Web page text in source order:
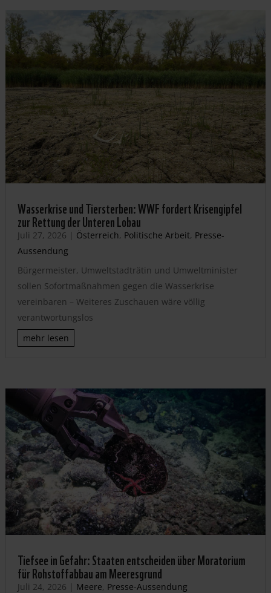
Wasserkrise und Tiersterben: WWF fordert Krisengipfel
zur Rettung der Unteren Lobau
Juli 27, 2026 | Österreich, Politische Arbeit, Presse-
Aussendung
Bürgermeister, Umweltstadträtin und Umweltminister
sollen Sofortmaßnahmen gegen die Wasserkrise
vereinbaren – Weiteres Zuschauen wäre völlig
verantwortungslos
mehr lesen
Tiefsee in Gefahr: Staaten entscheiden über Moratorium
für Rohstoffabbau am Meeresgrund
Juli 24, 2026 | Meere, Presse-Aussendung